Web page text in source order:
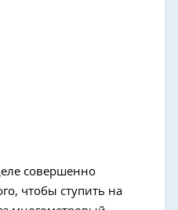
совершенно
чтобы ступить на